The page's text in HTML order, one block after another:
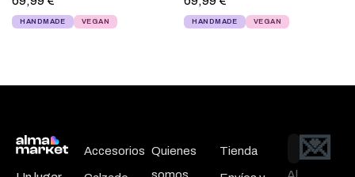
HANDMADE VEGAN HANDMADE VEGAN
Accesorios Quienes
Tienda
Email
💌